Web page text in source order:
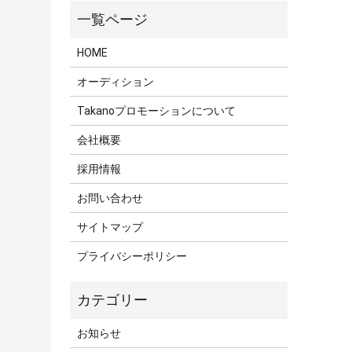
HOME
オーディション
Takanoプロモーションについて
会社概要
採用情報
お問い合わせ
サイトマップ
プライバシーポリシー
お知らせ